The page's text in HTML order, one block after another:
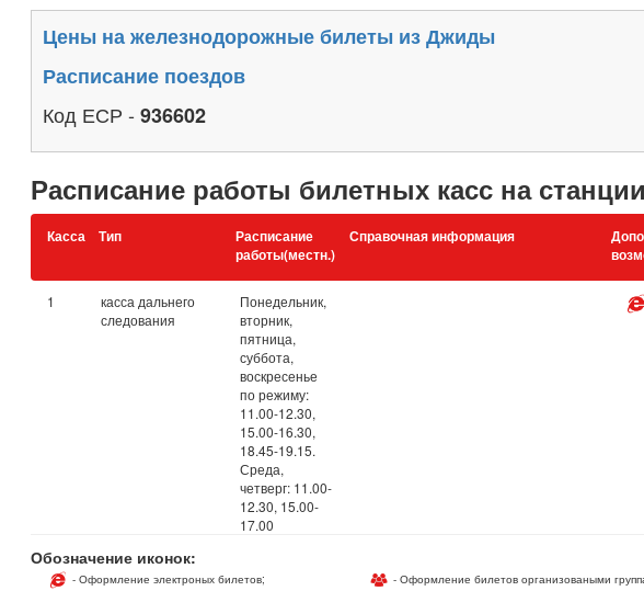
Цены на железнодорожные билеты из Джиды
Расписание поездов
Код ЕСР -936602
Расписание работы билетных касс на станции
Касса Тип
Расписание
работы(местн.)
Справочная информация
1
касса дальнего
следования
Понедельник,
вторник,
пятница,
суббота,
воскресенье
по режиму:
11.00-12.30,
15.00-16.30,
18.45-19.15.
Среда,
четверг: 11.00-
12.30, 15.00-
17.00
Обозначение иконок:
- Оформление электроных билетов;
- Оформление билетов организоваными